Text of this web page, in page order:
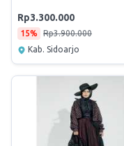
Rp3.300.000
15%
Rp3.900.000
Kab. Sidoarjo